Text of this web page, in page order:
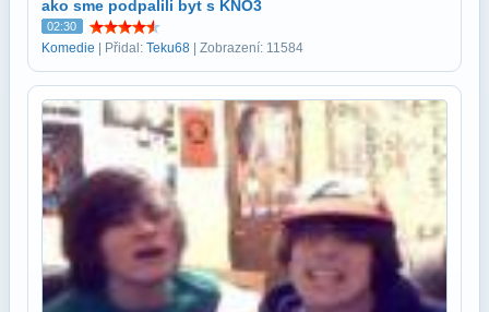
ako sme podpalili byt s KNO3
02:30
Komedie | Přidal: Teku68 | Zobrazení: 11584